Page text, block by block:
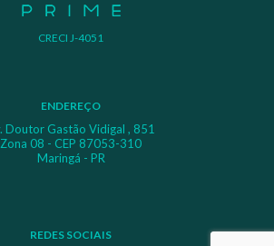
CRECI J-4051
ENDEREÇO
Doutor Gastão Vidigal , 851
Zona 08 - CEP 87053-310
Maringá - PR
REDES SOCIAIS